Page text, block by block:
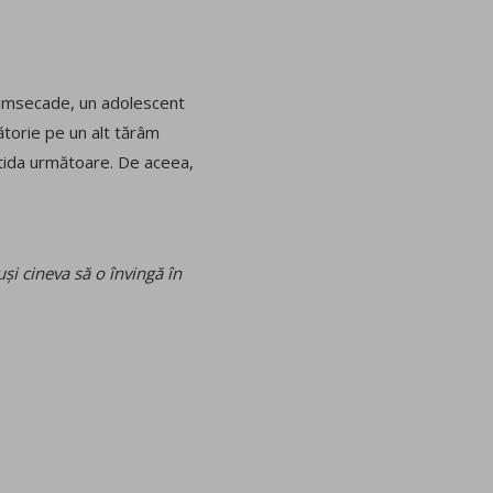
un adolescent
pe un alt tărâm
următoare. De aceea,
cineva să o învingă în